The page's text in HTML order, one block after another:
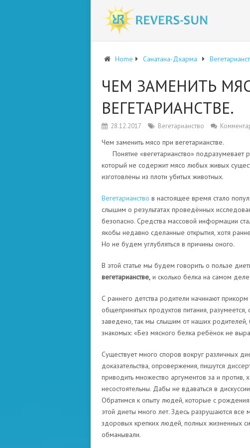
Home Санатана-Дхарма
ЧЕМ ЗАМЕНИТЬ
ВЕГЕТАРИАНСТВЕ.
28.12.2017 Вегетарианство
Чем заменить мясо при вегетарианстве.
Понятие «вегетарианство» подразумевает
который не содержит мясо любых живых
изготовлены из плоти убитых животных.
Вегетарианство в настоящее время стало
слышим о результатах проведённых
безопасно. Средства массовой информации
якобы недавно сделанные открытия, хотя
Но не будем углубляться в причины оного.
В этой статье мы будем говорить о пользе
вегетарианстве,и сколько белка на самом
С раннего детства родители начинают
общепринятых продуктов питания, разумеется,
заведено, так мы слышим от наших
знакомых: «Без мясного белка ребёнок не
Существует много споров вокруг различных
доказательства, опровержения, пишутся
приводить множество аргументов за и против,
несостоятельны. Дабы не вдаваться в
Обратимся к опыту людей, которые с
этой диеты много лет. Здесь разрушаются
здоровых крепких людей, полных жизненных
обманывали.